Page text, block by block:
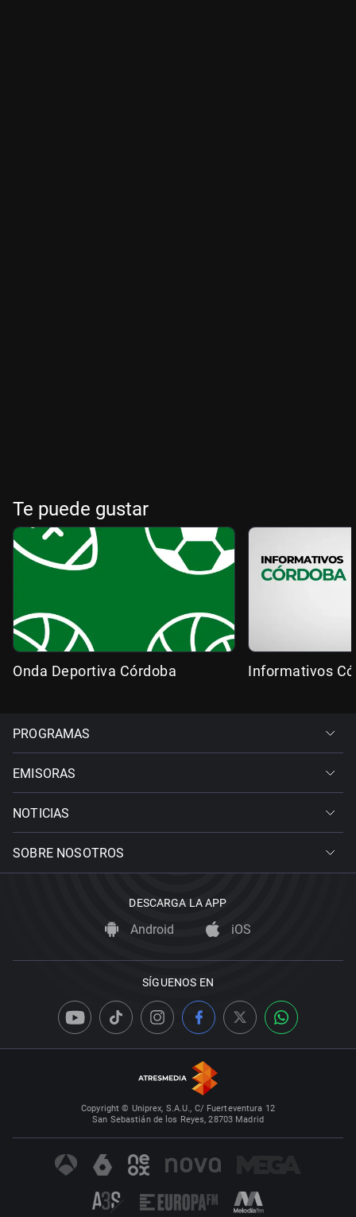
Te puede gustar
Onda Deportiva Córdoba Informativos
PROGRAMAS
EMISORAS
NOTICIAS
SOBRE NOSOTROS
DESCARGA LA APP
Android iOS
SÍGUENOS EN
Copyright © Uniprex, S.A.U., C/ Fuerteventura 12
San Sebastián de los Reyes, 28703 Madrid